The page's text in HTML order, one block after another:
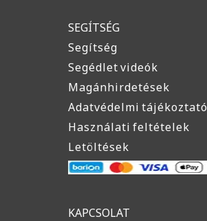
SEGÍTSÉG
Segítség
Segédlet videók
Magánhirdetések
Adatvédelmi tájékoztató
Használati feltételek
Letöltések
KAPCSOLAT